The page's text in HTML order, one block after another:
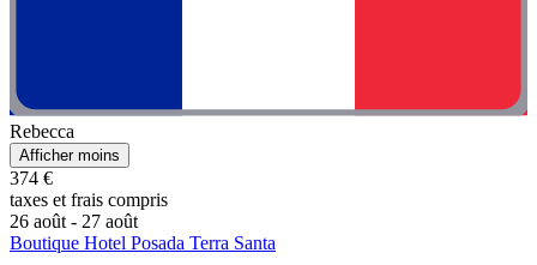
Rebecca
Afficher moins
374 €
taxes et frais compris
26 août - 27 août
Boutique Hotel Posada Terra Santa